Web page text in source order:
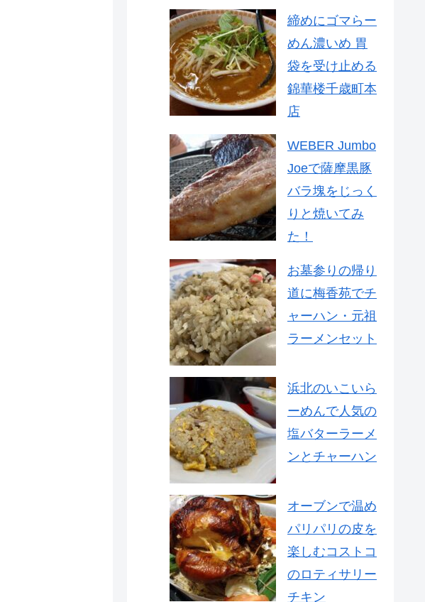
締めにゴマらー
めん濃いめ 胃
袋を受け止める
錦華楼千歳町本
店
WEBER Jumbo
Joeで薩摩黒豚
バラ塊をじっく
りと焼いてみ
た！
お墓参りの帰り
道に梅香苑でチ
ャーハン・元祖
ラーメンセット
浜北のいこいら
ーめんで人気の
塩バターラーメ
ンとチャーハン
オーブンで温め
パリパリの皮を
楽しむコストコ
のロティサリー
チキン